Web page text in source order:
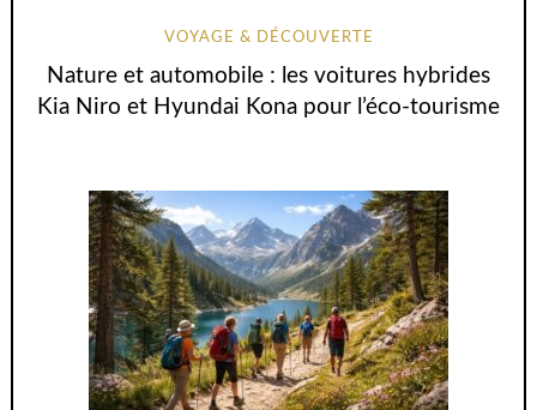
VOYAGE & DÉCOUVERTE
Nature et automobile : les voitures hybrides
Kia Niro et Hyundai Kona pour l’éco-tourisme